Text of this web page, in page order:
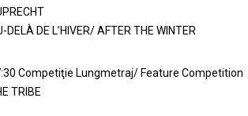
DELÀ DE L’HIVER/ AFTER THE WINTER
Competiţie Lungmetraj/ Feature Competition
TRIBE